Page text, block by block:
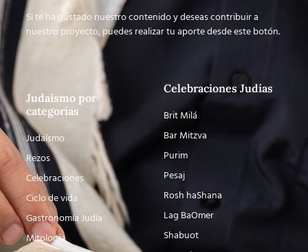
Si te ha gustado nuestro contenido y deseas contribuir a
nuestro proyecto, puedes realizar tu aporte desde este botón.
Judaísmo por
categorías
Judaísmo
Rezos
Celebraciones
Ciclo de vida
Gastronomía Judía
Mitología
Celebraciones Judías
Brit Milá
Bar Mitzva
Purim
Pesaj
Rosh haShana
Lag BaOmer
Shabuot